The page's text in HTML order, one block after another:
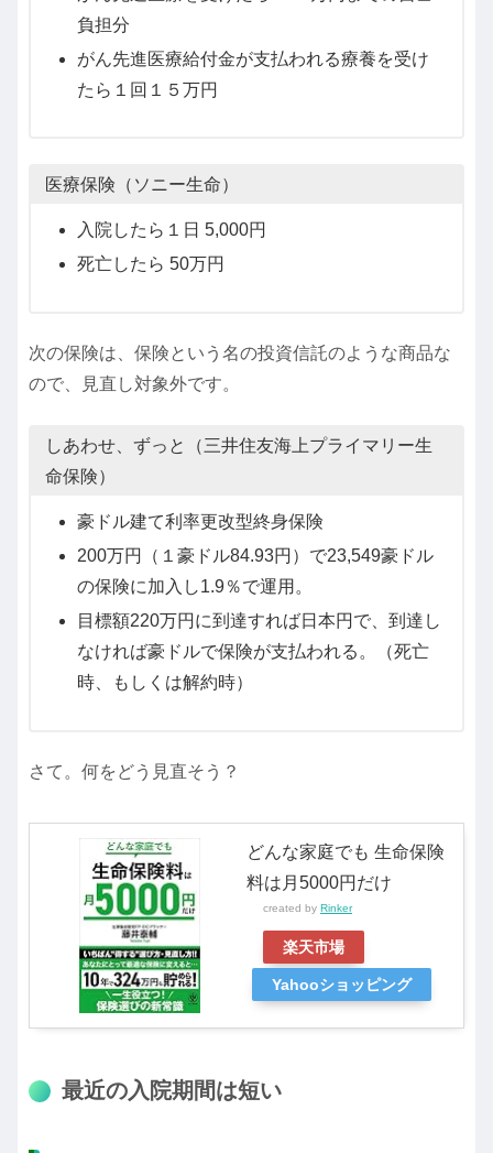
負担分
がん先進医療給付金が支払われる療養を受け
たら１回１５万円
医療保険（ソニー生命）
入院したら１日 5,000円
死亡したら 50万円
次の保険は、保険という名の投資信託のような商品な
ので、見直し対象外です。
しあわせ、ずっと（三井住友海上プライマリー生
命保険）
豪ドル建て利率更改型終身保険
200万円（１豪ドル84.93円）で23,549豪ドル
の保険に加入し1.9％で運用。
目標額220万円に到達すれば日本円で、到達し
なければ豪ドルで保険が支払われる。（死亡
時、もしくは解約時）
さて。何をどう見直そう？
どんな家庭でも 生命保険
料は月5000円だけ
created by Rinker
楽天市場
Yahooショッピング
最近の入院期間は短い